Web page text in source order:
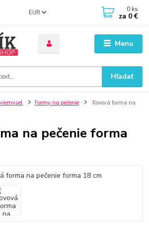
Menu
EUR
Hľadať
0 ks
za 0 €
Formy na pečenie
Kovová forma na
na pečenie forma